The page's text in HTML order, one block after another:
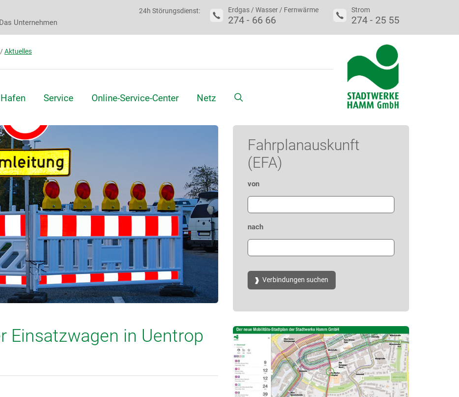
Das Unternehmen
24h Störungsdienst: Erdgas / Wasser / Fernwärme
274 - 66 66
Strom
274 - 25 55
/Aktuelles
Hafen Service Online-Service-Center Netz Suche
Einsatzwagen in Uentrop
Fahrplanauskunft
(EFA)
von
nach